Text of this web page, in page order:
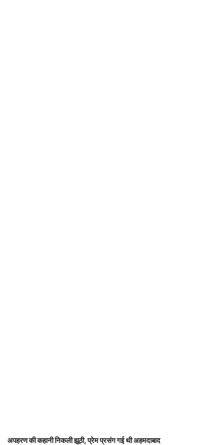
अपहरण की कहानी निकली झूठी, प्रेम प्रसंग गई थी अहमदाबाद